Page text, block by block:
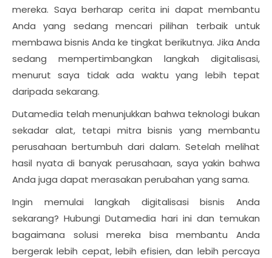
mereka. Saya berharap cerita ini dapat membantu
Anda yang sedang mencari pilihan terbaik untuk
membawa bisnis Anda ke tingkat berikutnya. Jika Anda
sedang mempertimbangkan langkah digitalisasi,
menurut saya tidak ada waktu yang lebih tepat
daripada sekarang.
Dutamedia telah menunjukkan bahwa teknologi bukan
sekadar alat, tetapi mitra bisnis yang membantu
perusahaan bertumbuh dari dalam. Setelah melihat
hasil nyata di banyak perusahaan, saya yakin bahwa
Anda juga dapat merasakan perubahan yang sama.
Ingin memulai langkah digitalisasi bisnis Anda
sekarang? Hubungi Dutamedia hari ini dan temukan
bagaimana solusi mereka bisa membantu Anda
bergerak lebih cepat, lebih efisien, dan lebih percaya